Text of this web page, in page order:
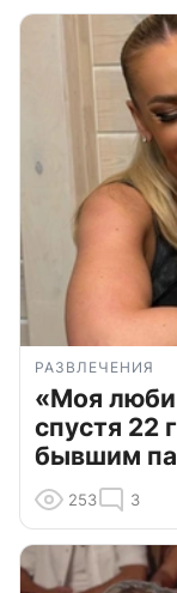
РАЗВЛЕЧЕНИЯ
«Моя
спустя 22
бывшим
253 3